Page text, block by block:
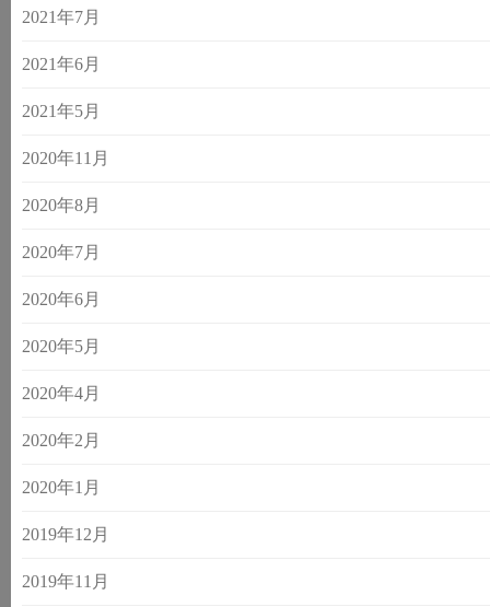
2021年7月
2021年6月
2021年5月
2020年11月
2020年8月
2020年7月
2020年6月
2020年5月
2020年4月
2020年2月
2020年1月
2019年12月
2019年11月